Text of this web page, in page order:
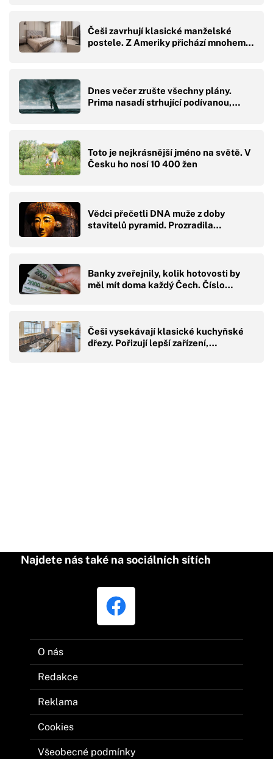
Češi zavrhují klasické manželské
postele. Z Ameriky přichází mnohem…
Dnes večer zrušte všechny plány.
Prima nasadí strhující podívanou,…
Toto je nejkrásnější jméno na světě. V
Česku ho nosí 10 400 žen
Vědci přečetli DNA muže z doby
stavitelů pyramid. Prozradila…
Banky zveřejnily, kolik hotovosti by
měl mít doma každý Čech. Číslo…
Češi vysekávají klasické kuchyňské
dřezy. Pořizují lepší zařízení,…
Najdete nás také na sociálních sítích
O nás
Redakce
Reklama
Cookies
Všeobecné podmínky